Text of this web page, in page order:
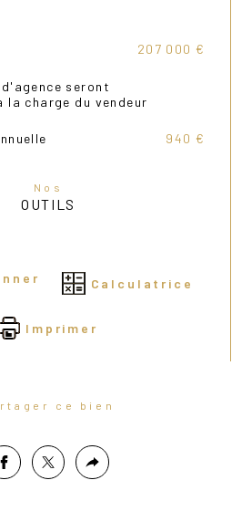
ou pour planifier une
facile nous disposons des
207 000 €
seront
la charge du vendeur
940 €
Nos
OUTILS
Calculatrice
Imprimer
ce bien